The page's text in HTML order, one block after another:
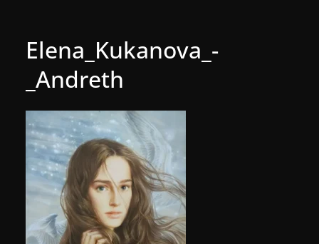
Elena_Kukanova_-
_Andreth